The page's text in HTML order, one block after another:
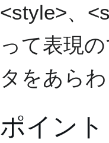
<style>、
って表現
タをあら
ポイント